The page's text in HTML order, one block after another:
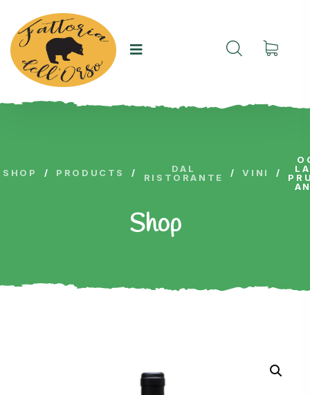
SHOP / PRODUCTS /
DAL
RISTORANTE
/ VINI /
Shop